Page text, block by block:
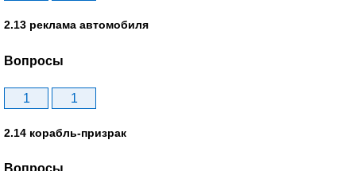
2.13 реклама автомобиля
Вопросы
1 1
2.14 корабль-призрак